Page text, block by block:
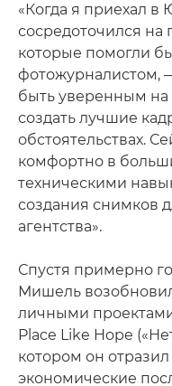
«Когда я приехал
сосредоточился
которые помогли
фотожурналистом,
быть уверенным на
создать лучшие
обстоятельствах.
комфортно в
техническими
создания снимков
агентства».
Спустя примерно
Мишель
личными
Place Like Hope
котором он
экономические